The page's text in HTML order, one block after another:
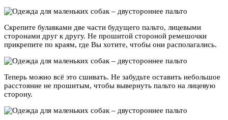
Скрепите булавками две части будущего пальто, лицевыми
сторонами друг к другу. Не прошитой стороной ремешочки
прикрепите по краям, где Вы хотите, чтобы они располагались.
Теперь можно всё это сшивать. Не забудьте оставить небольшое
расстояние не прошитым, чтобы вывернуть пальто на лицевую
сторону.